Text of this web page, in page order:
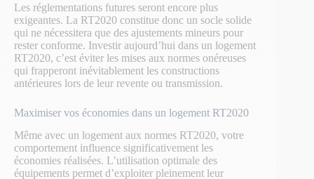
Les réglementations futures seront encore plus
exigeantes. La RT2020 constitue donc un socle solide
qui ne nécessitera que des ajustements mineurs pour
rester conforme. Investir aujourd’hui dans un logement
RT2020, c’est éviter les mises aux normes onéreuses
qui frapperont inévitablement les constructions
antérieures lors de leur revente ou transmission.
Maximiser vos économies dans un logement RT2020
Même avec un logement aux normes RT2020, votre
comportement influence significativement les
économies réalisées. L’utilisation optimale des
équipements permet d’exploiter pleinement leur